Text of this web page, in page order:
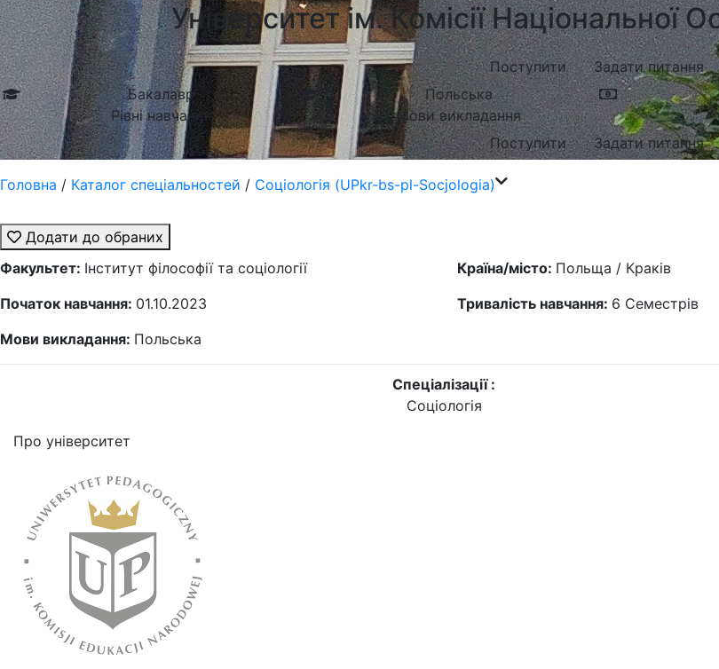
Університет ім. Комісії Національної
Поступити
Задати питання
Бакалавр
Рівні навчання
Польська
Мови викладання
Поступити
Задати питання
Головна / Каталог спеціальностей / Соціологія (UPkr-bs-pl-Socjologia)
Додати до обраних
Факультет: Інститут філософії та соціології Країна/місто: Польща / Краків
Початок навчання: 01.10.2023 Тривалість навчання: 6 Семестрів
Мови викладання: Польська
Спеціалізації :
Соціологія
Про університет